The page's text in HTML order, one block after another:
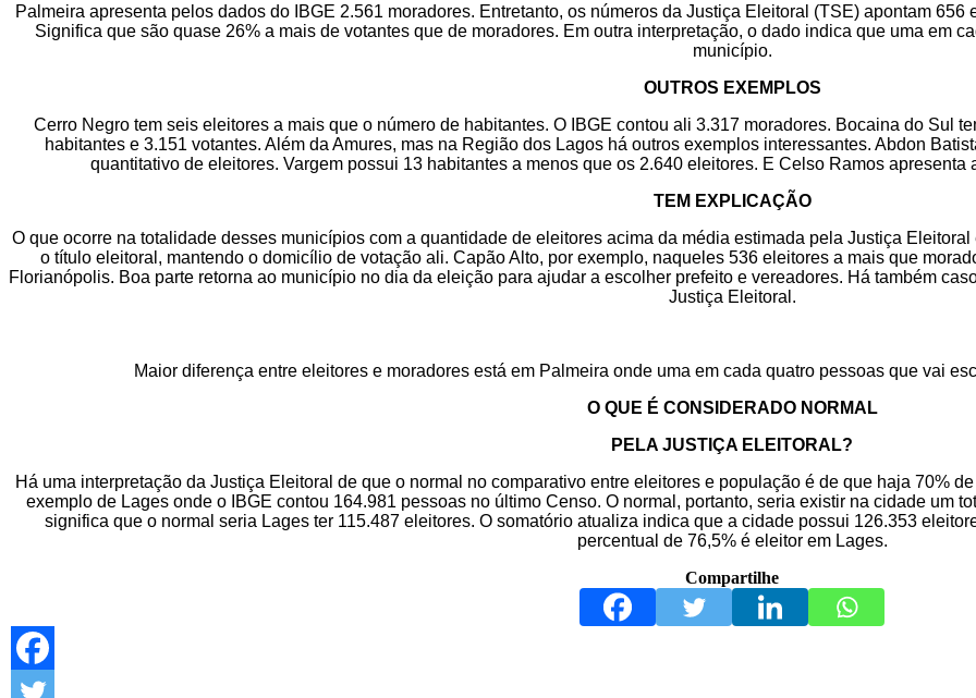
Palmeira apresenta pelos dados do IBGE 2.561 moradores. Entretanto, os números da Justiça Eleitoral (TSE) apontam
Significa que são quase 26% a mais de votantes que de moradores. Em outra interpretação, o dado indica que uma em
município.
OUTROS EXEMPLOS
Cerro Negro tem seis eleitores a mais que o número de habitantes. O IBGE contou ali 3.317 moradores. Bocaina do Sul
habitantes e 3.151 votantes. Além da Amures, mas na Região dos Lagos há outros exemplos interessantes. Abdon
quantitativo de eleitores. Vargem possui 13 habitantes a menos que os 2.640 eleitores. E Celso Ramos
TEM EXPLICAÇÃO
O que ocorre na totalidade desses municípios com a quantidade de eleitores acima da média estimada pela Justiça
o título eleitoral, mantendo o domicílio de votação ali. Capão Alto, por exemplo, naqueles 536 eleitores a mais que
Florianópolis. Boa parte retorna ao município no dia da eleição para ajudar a escolher prefeito e vereadores. Há também
Justiça Eleitoral.
Maior diferença entre eleitores e moradores está em Palmeira onde uma em cada quatro pessoas que vai
O QUE É CONSIDERADO NORMAL
PELA JUSTIÇA ELEITORAL?
Há uma interpretação da Justiça Eleitoral de que o normal no comparativo entre eleitores e população é de que haja 70%
exemplo de Lages onde o IBGE contou 164.981 pessoas no último Censo. O normal, portanto, seria existir na cidade um
significa que o normal seria Lages ter 115.487 eleitores. O somatório atualiza indica que a cidade possui 126.353
percentual de 76,5% é eleitor em Lages.
Compartilhe